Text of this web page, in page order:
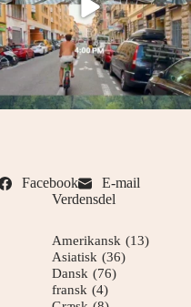
Facebook
E-mail
Verdensdel
Amerikansk (13)
Asiatisk (36)
Dansk (76)
fransk (4)